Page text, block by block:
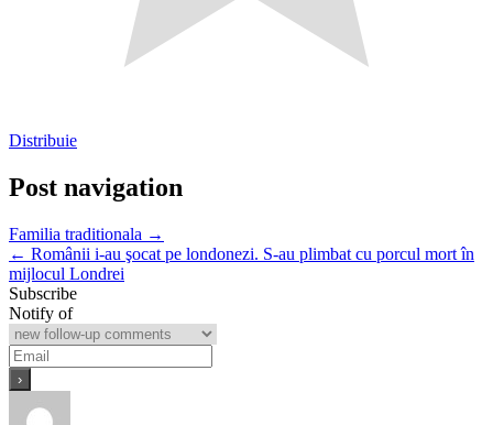
Distribuie
Post navigation
Familia traditionala →
← Românii i-au şocat pe londonezi. S-au plimbat cu porcul mort în
mijlocul Londrei
Subscribe
Notify of